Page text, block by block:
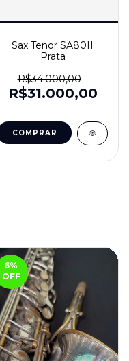
Sax Tenor SA80II
Prata
R$34.000,00
R$31.000,00
6%
OFF